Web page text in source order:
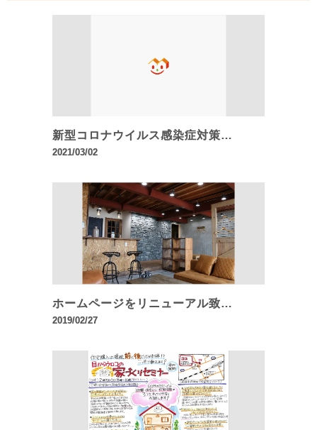
新型コロナウイルス感染症対策…
2021/03/02
ホームページをリニューアル致…
2019/02/27